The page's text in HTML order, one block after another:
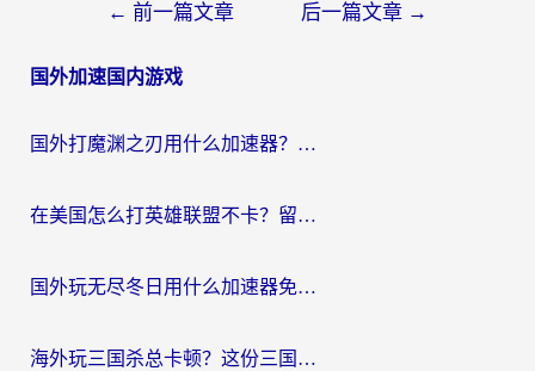
导
← 前一篇文章 后一篇文章 →
国外加速国内游戏
国外打魔渊之刃用什么加速器？2026海外玩家国服游戏加速全攻略（附闪耀暖暖&复苏的魔女避坑指南）
在美国怎么打英雄联盟不卡？留学生亲测的国服游戏加速全攻略
国外玩无尽冬日用什么加速器免费？海外党国服游戏加速避坑指南
海外玩三国杀总卡顿？这份三国杀游戏加速器指南帮你告别延迟烦恼